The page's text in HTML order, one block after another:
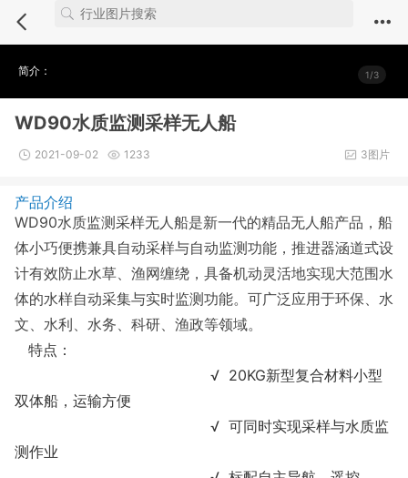
Notice : Undefined index: comment_module in
/webdata/new.iuvs.c
1/3
简介：
WD90水质监测采样无人船
2021-09-02 1233 3图片
产品介绍
WD90水质监测采样无人船是新一代的精品无人船产品，船
体小巧便携兼具自动采样与自动监测功能，推进器涵道式设
计有效防止水草、渔网缠绕，具备机动灵活地实现大范围水
体的水样自动采集与实时监测功能。可广泛应用于环保、水
文、水利、水务、科研、渔政等领域。
特点：
√ 20KG新型复合材料小型
双体船，运输方便
√ 可同时实现采样与水质监
测作业